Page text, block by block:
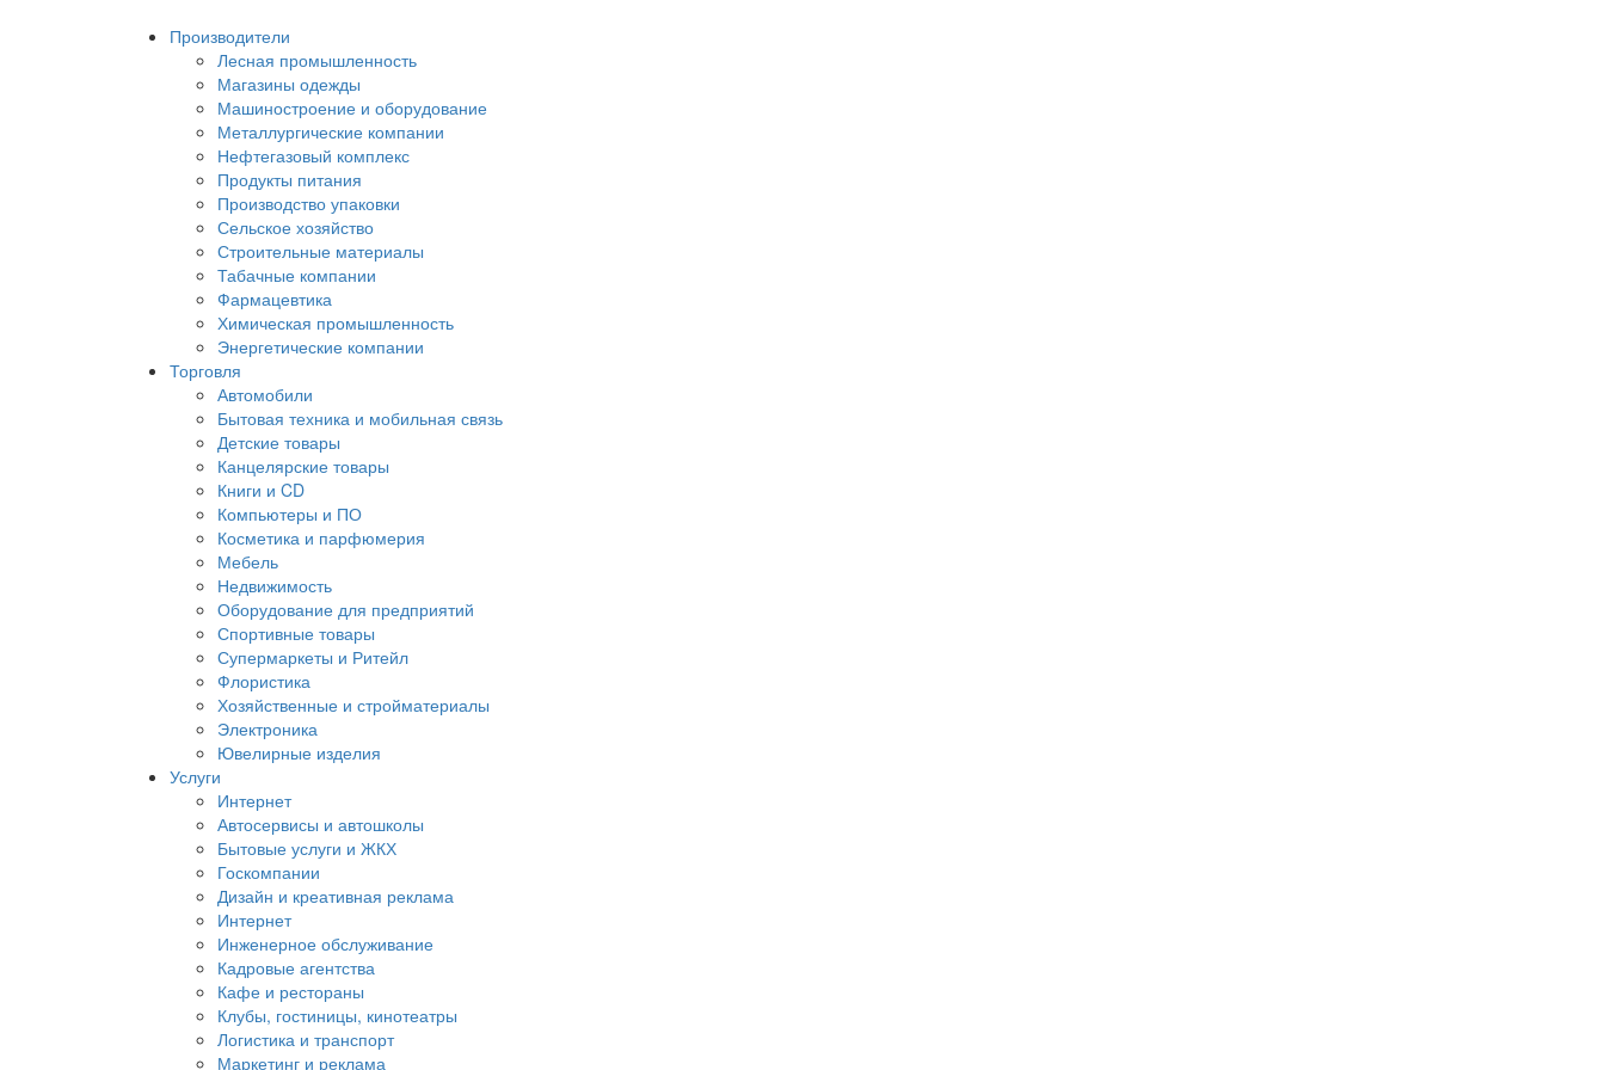
Производители
Лесная промышленность
Магазины одежды
Машиностроение и оборудование
Металлургические компании
Нефтегазовый комплекс
Продукты питания
Производство упаковки
Сельское хозяйство
Строительные материалы
Табачные компании
Фармацевтика
Химическая промышленность
Энергетические компании
Торговля
Автомобили
Бытовая техника и мобильная связь
Детские товары
Канцелярские товары
Книги и CD
Компьютеры и ПО
Косметика и парфюмерия
Мебель
Недвижимость
Оборудование для предприятий
Спортивные товары
Супермаркеты и Ритейл
Флористика
Хозяйственные и стройматериалы
Электроника
Ювелирные изделия
Услуги
Интернет
Автосервисы и автошколы
Бытовые услуги и ЖКХ
Госкомпании
Дизайн и креативная реклама
Интернет
Инженерное обслуживание
Кадровые агентства
Кафе и рестораны
Клубы, гостиницы, кинотеатры
Логистика и транспорт
Маркетинг и реклама